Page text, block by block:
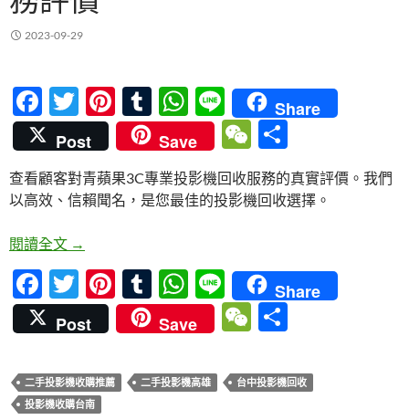
2023-09-29
F
ac
e
b
o
o
k
T
w
itt
er
Pi
nt
er
es
t
T
u
m
bl
r
W
h
at
s
A
p
Li
n
e
Share
Post
Save
W
e
C
享
查看顧客對青蘋果3C專業投影機回收服務的真實評價。我們
以高效、信賴聞名，是您最佳的投影機回收選擇。
閱讀全文 青蘋果3C專業投影機回收服務評價
→
F
ac
e
b
o
T
w
itt
er
Pi
nt
er
es
t
T
u
m
bl
r
W
h
at
s
A
Li
n
e
Share
Post
Save
W
C
二手投影機收購推薦 二手投影機高雄
台中投影機回收
投影機收購台南